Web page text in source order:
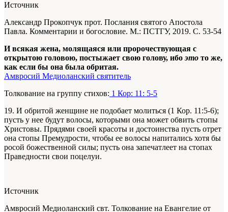
Источник
Александр Прокопчук прот. Послания святого Апостола
Павла. Комментарии и богословие. М.: ПСТГУ, 2019. С. 53-54
И всякая жена, молящаяся или пророчествующая с
открытою головою, постыжает свою голову, ибоэто то же,
как если бы она была обритая.
Амвросий Медиоланский святитель
Толкование на группу стихов: 1 Кор: 11: 5-5
19. И обритой женщине не подобает молиться (1 Кор. 11:5-6);
пусть у нее будут волосы, которыми она может обвить стопы
Христовы. Прядями своей красоты и достоинства пусть отрет
она стопы Премудрости, чтобы ее волосы напитались хотя бы
росой божественной силы; пусть она запечатлеет на стопах
Праведности свои поцелуи.
Источник
Амвросий Медиоланский свт. Толкование на Евангелие от